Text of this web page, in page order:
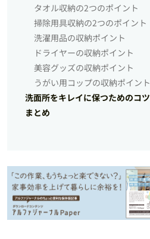
タオル収納の2つのポイント
掃除用具収納の2つのポイント
洗濯用品の収納ポイント
ドライヤーの収納ポイント
美容グッズの収納ポイント
うがい用コップの収納ポイント
洗面所をキレイに保つためのコツ
まとめ